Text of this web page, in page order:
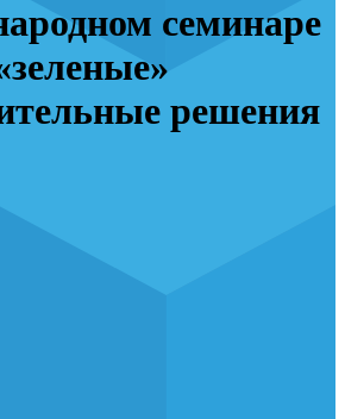
семинаре
решения